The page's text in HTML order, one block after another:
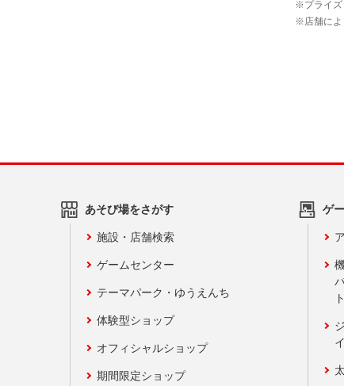
あそび場をさがす
施設・店舗検索
ゲームセンター
テーマパーク・ゆうえんち
体験型ショップ
オフィシャルショップ
期間限定ショップ
ゲ
ト